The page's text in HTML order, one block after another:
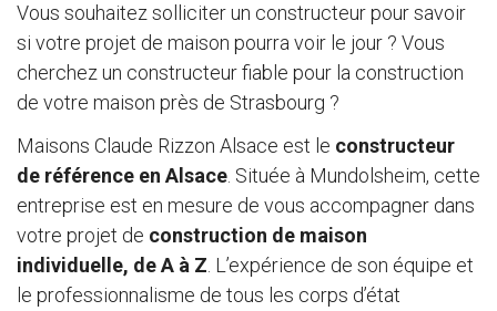
Vous souhaitez solliciter un constructeur pour savoir
si votre projet de maison pourra voir le jour ? Vous
cherchez un constructeur fiable pour la construction
de votre maison près de Strasbourg ?
Maisons Claude Rizzon Alsace est le constructeur
de référence en Alsace . Située à Mundolsheim, cette
entreprise est en mesure de vous accompagner dans
votre projet de construction de maison
individuelle, de A à Z . L’expérience de son équipe et
le professionnalisme de tous les corps d’état